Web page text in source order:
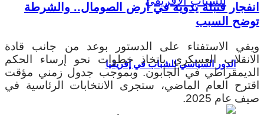
الدور السياسي للشباب في إفريقيا
انفجار قنبلة يدوية في أرض الصومال.. والشرطة
توضح السبب
ويفي الاستفتاء على الدستور بوعد من جانب قادة
الانقلاب العسكري باتخاذ خطوات نحو إرساء الحكم
الديمقراطي في الجابون. وبموجب جدول زمني مؤقت
اقترح العام الماضي، ستجرى الانتخابات الرئاسية في
صيف عام 2025.